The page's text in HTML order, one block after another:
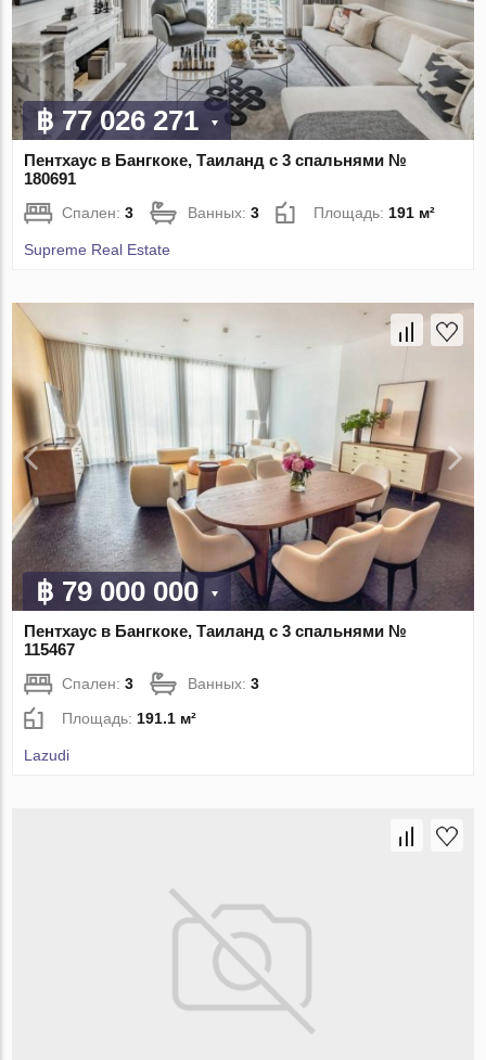
฿ 77 026 271
Пентхаус в Бангкоке, Таиланд с 3 спальнями №
180691
Спален:3 Ванных:3 Площадь:191 м²
Supreme Real Estate
฿ 79 000 000
Пентхаус в Бангкоке, Таиланд с 3 спальнями №
115467
Спален:3 Ванных:3
Площадь: 191.1 м²
Lazudi